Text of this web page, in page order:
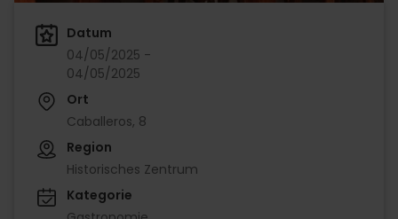
Datum
04/05/2025 -
04/05/2025
Ort
Caballeros, 8
Region
Historisches Zentrum
Kategorie